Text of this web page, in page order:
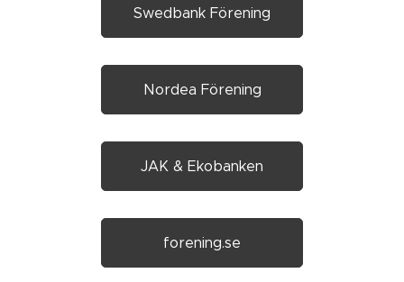
Swedbank Förening
Nordea Förening
JAK & Ekobanken
forening.se